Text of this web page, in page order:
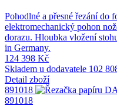
Pohodlné a přesné řezání do
elektromechanický pohon
dorazu. Hloubka vložení
in Germany.
124 398 Kč
Skladem u dodavatele 102
Detail zboží
891018
891018